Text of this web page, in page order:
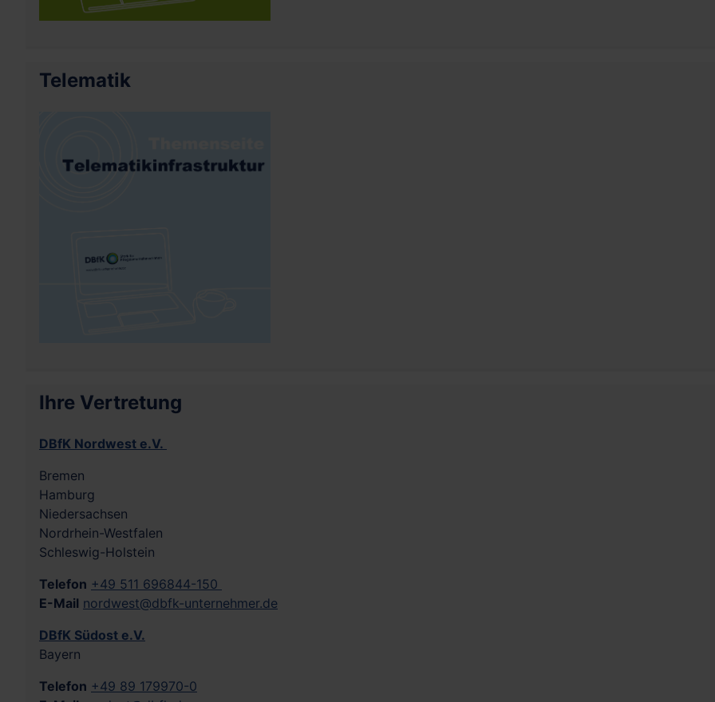
Telematik
Ihre Vertretung
DBfK Nordwest e.V.
Bremen
Hamburg
Niedersachsen
Nordrhein-Westfalen
Schleswig-Holstein
Telefon +49 511 696844-150
E-Mail nordwest@dbfk-unternehmer.de
DBfK Südost e.V.
Bayern
Telefon +49 89 179970-0